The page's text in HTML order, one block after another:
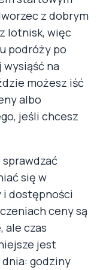
z dobrym
lotnisk, więc
podróży po
na
możesz iść
albo
jeśli chcesz
się w
i dostępności
ceny są
ale czas
jest
godziny